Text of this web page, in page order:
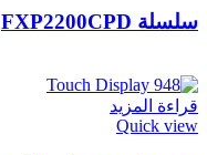
سلسلة FXP2200CPD
قراءة المزيد
Quick view